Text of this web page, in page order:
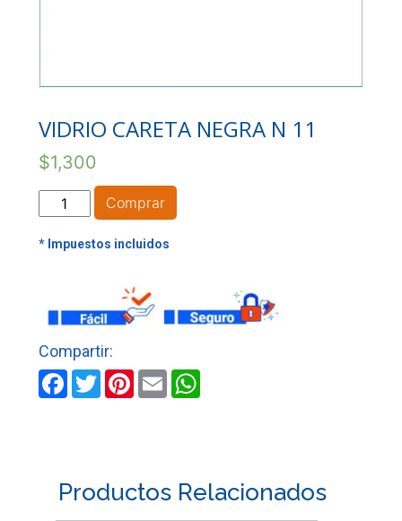
VIDRIO CARETA NEGRA N 11
$1,300
VIDRIO
CARETA
NEGRA
cantidad
Comprar
Facebook
TwitterPinterest
EmailWhatsApp
Productos Relacionados